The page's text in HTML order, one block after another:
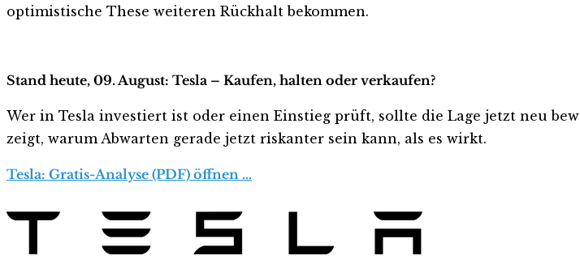
optimistische These weiteren Rückhalt bekommen.
Stand heute, 09. August: Tesla – Kaufen, halten oder verkaufen?
Wer in Tesla investiert ist oder einen Einstieg prüft, sollte die Lage jetzt neu
zeigt, warum Abwarten gerade jetzt riskanter sein kann, als es wirkt.
Tesla: Gratis-Analyse (PDF) öffnen …